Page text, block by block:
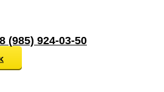
8 (985) 924-03-50